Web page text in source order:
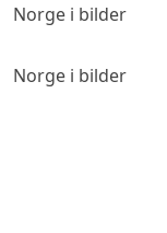
Norge i bilder
Norge i bilder